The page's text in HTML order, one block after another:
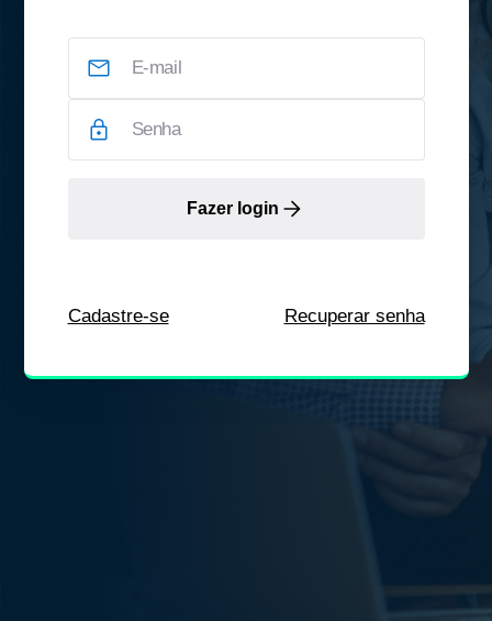
Fazer login
Cadastre-se Recuperar senha